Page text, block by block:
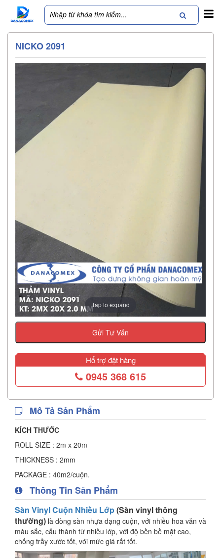
NICKO 2091
Tap to expand
Gửi Tư Vấn
Hổ trợ đặt hàng
0945 368 615
Mô Tả Sản Phẩm
KÍCH THƯỚC
ROLL SIZE : 2m x 20m
THICKNESS : 2mm
PACKAGE : 40m2/cuộn.
Thông Tin Sản Phẩm
Sàn Vinyl Cuộn Nhiều Lớp(Sàn vinyl thông
thường) là dòng sàn nhựa dạng cuộn, với nhiều hoa văn và
màu sắc, cấu thành từ nhiều lớp, với độ bền bề mặt cao,
chống trầy xước tốt, với mức giá rất tốt.